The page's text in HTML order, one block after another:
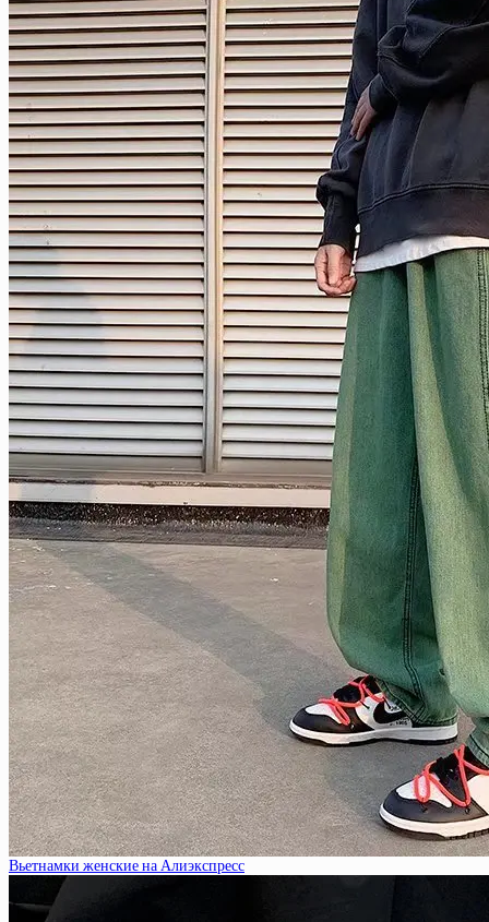
Вьетнамки женские на Алиэкспресс